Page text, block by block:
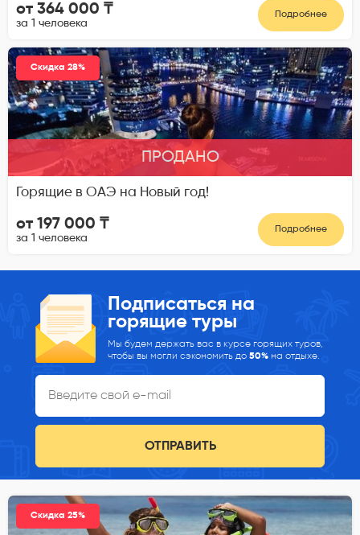
от 364 000 ₸
за 1 человека
Подробнее
Скидка 28%
ПРОДАНО
Горящие в ОАЭ на Новый год!
от 197 000 ₸
за 1 человека
Подробнее
Подписаться на
горящие туры
Мы будем держать вас в курсе горящих туров,
чтобы вы могли сэкономить до 50% на отдыхе.
ОТПРАВИТЬ
Скидка 25%